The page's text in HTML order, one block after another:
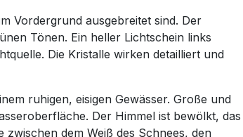
Vordergrund ausgebreitet sind. Der
Tönen. Ein heller Lichtschein links
Die Kristalle wirken detailliert und
ruhigen, eisigen Gewässer. Große und
Der Himmel ist bewölkt, das
dem Weiß des Schnees, den